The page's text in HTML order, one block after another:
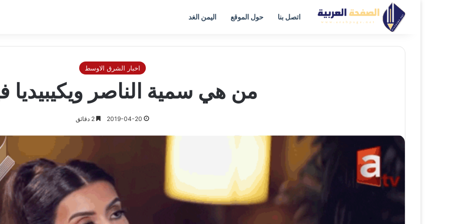
اتصل بنا حول الموقع اليمن الغد
اخبار الشرق الاوسط
من هي سمية الناصر ويكيبيديا
2019-04-20